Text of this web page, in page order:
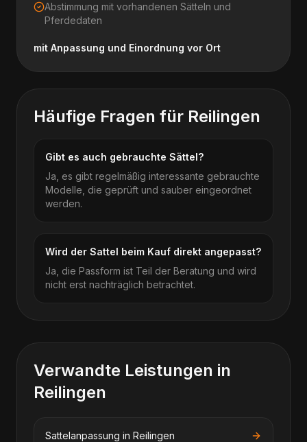
Abstimmung mit vorhandenen Sätteln und
Pferdedaten
mit Anpassung und Einordnung vor Ort
Häufige Fragen für Reilingen
Gibt es auch gebrauchte Sättel?
Ja, es gibt regelmäßig interessante gebrauchte
Modelle, die geprüft und sauber eingeordnet
werden.
Wird der Sattel beim Kauf direkt angepasst?
Ja, die Passform ist Teil der Beratung und wird
nicht erst nachträglich betrachtet.
Verwandte Leistungen in
Reilingen
Sattelanpassung in Reilingen